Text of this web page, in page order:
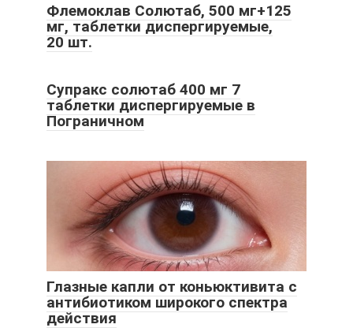
Флемоклав Солютаб, 500 мг+125
мг, таблетки диспергируемые,
20 шт.
Супракс солютаб 400 мг 7
таблетки диспергируемые в
Пограничном
Глазные капли от коньюктивита с
антибиотиком широкого спектра
действия